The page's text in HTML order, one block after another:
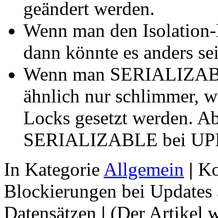
geändert werden.
Wenn man den
dann könnte es anders
Wenn man
ähnlich nur schlimmer,
Locks gesetzt werden.
SERIALIZABLE bei
In Kategorie Allgemein |
Blockierungen bei
Datensätzen | (Der Artikel